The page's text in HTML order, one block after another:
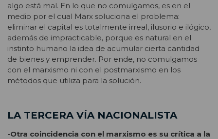
algo está mal. En lo que no comulgamos, es en el
medio por el cual Marx soluciona el problema:
eliminar el capital es totalmente irreal, ilusorio e ilógico,
además de impracticable, porque es natural en el
instinto humano la idea de acumular cierta cantidad
de bienes y emprender. Por ende, no comulgamos
con el marxismo ni con el postmarxismo en los
métodos que utiliza para la solución.
LA TERCERA VÍA NACIONALISTA
-Otra coincidencia con el marxismo es su crítica a la